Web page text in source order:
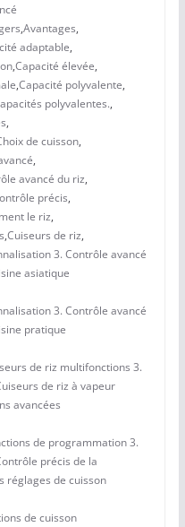
,Avantages,
adaptable,
,Capacité élevée,
,Capacité polyvalente,
polyvalentes.,
,
de cuisson,
,
avancé du riz,
précis,
le riz,
,Cuiseurs de riz,
3. Contrôle avancé
asiatique
3. Contrôle avancé
pratique
de riz multifonctions 3.
de riz à vapeur
avancées
de programmation 3.
précis de la
réglages de cuisson
de cuisson